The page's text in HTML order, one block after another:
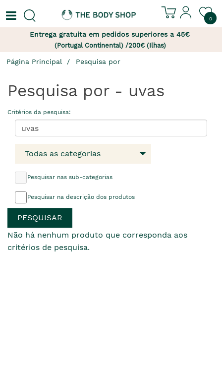
0
Entrega gratuita em pedidos superiores a 45€
(Portugal Continental) /200€ (Ilhas)
Página Principal Pesquisa por
Pesquisa por - uvas
Critérios da pesquisa:
Todas as categorias
Pesquisar nas sub-categorias
Pesquisar na descrição dos produtos
Não há nenhum produto que corresponda aos
critérios de pesquisa.